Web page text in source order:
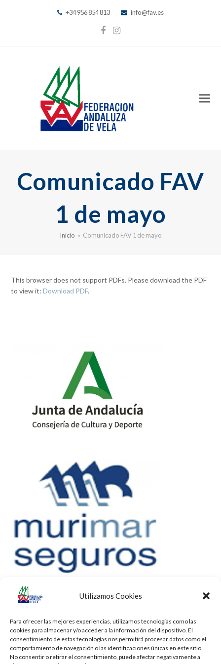
Utilizamos Cookies
Para ofrecer las mejores experiencias, utilizamos tecnologías como las
cookies para almacenar y/o acceder a la información del dispositivo. El
consentimiento de estas tecnologías nos permitirá procesar datos como el
comportamiento de navegación o las identificaciones únicas en este sitio.
No consentir o retirar el consentimiento, puede afectar negativamente a
+34 956 854 813 info@fav.es
Facebook
Instagram
Comunicado FAV
1 de mayo
Inicio » Comunicado FAV 1 de mayo
This browser does not support PDFs. Please download the PDF
to view it:Download PDF.